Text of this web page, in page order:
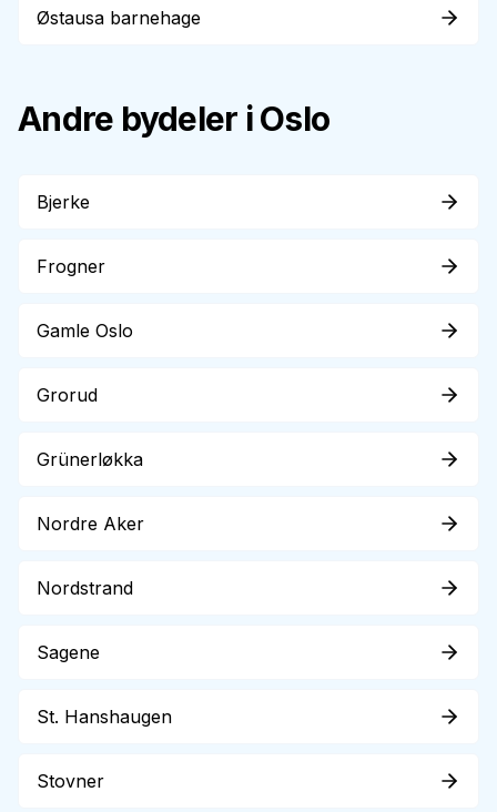
Østausa barnehage
Andre bydeler i Oslo
Bjerke
Frogner
Gamle Oslo
Grorud
Grünerløkka
Nordre Aker
Nordstrand
Sagene
St. Hanshaugen
Stovner